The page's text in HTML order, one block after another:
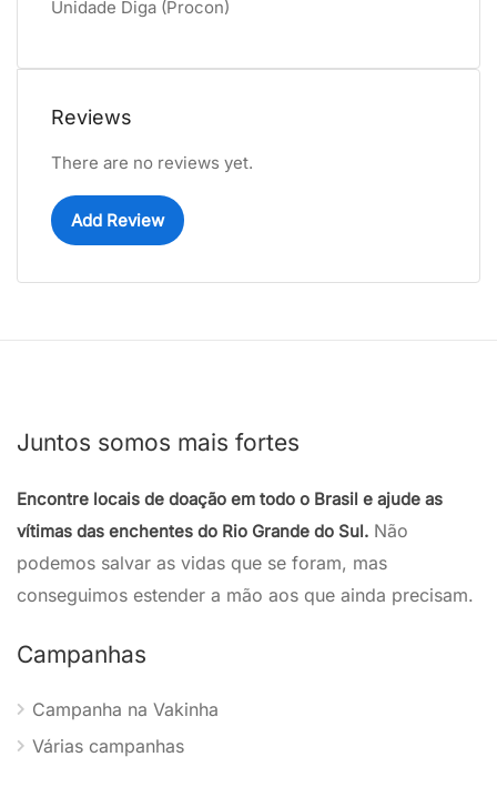
Unidade Diga (Procon)
Reviews
There are no reviews yet.
Add Review
Juntos somos mais fortes
Encontre locais de doação em todo o Brasil e ajude as
vítimas das enchentes do Rio Grande do Sul. Não
podemos salvar as vidas que se foram, mas
conseguimos estender a mão aos que ainda precisam.
Campanhas
Campanha na Vakinha
Várias campanhas